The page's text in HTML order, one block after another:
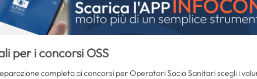
per i concorsi OSS
completa ai concorsi per Operatori Socio Sanitari scegli i